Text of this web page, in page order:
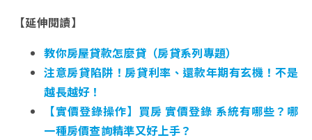
【延伸閱讀】
教你房屋貸款怎麼貸（房貸系列專題）
注意房貸陷阱！房貸利率、還款年期有玄機！不是
越長越好！
【實價登錄操作】買房 實價登錄 系統有哪些？哪
一種房價查詢精準又好上手？